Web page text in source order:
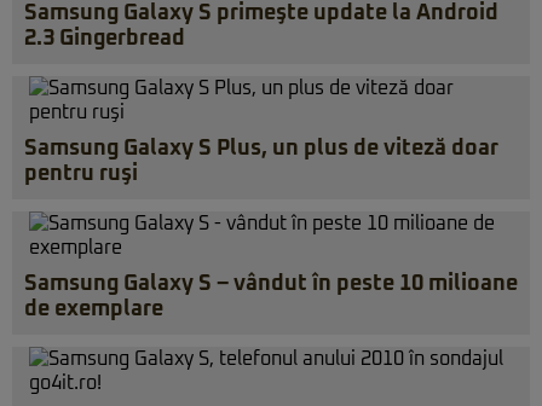
Samsung Galaxy S primeşte update la Android
2.3 Gingerbread
Samsung Galaxy S Plus, un plus de viteză doar
pentru ruşi
Samsung Galaxy S – vândut în peste 10 milioane
de exemplare